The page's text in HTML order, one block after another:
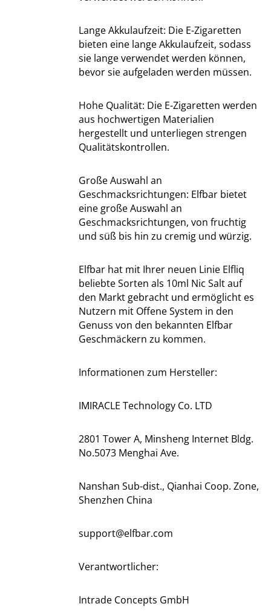
Lange Akkulaufzeit: Die E-Zigaretten
bieten eine lange Akkulaufzeit, sodass
sie lange verwendet werden können,
bevor sie aufgeladen werden müssen.
Hohe Qualität: Die E-Zigaretten werden
aus hochwertigen Materialien
hergestellt und unterliegen strengen
Qualitätskontrollen.
Große Auswahl an
Geschmacksrichtungen: Elfbar bietet
eine große Auswahl an
Geschmacksrichtungen, von fruchtig
und süß bis hin zu cremig und würzig.
Elfbar hat mit Ihrer neuen Linie Elfliq
beliebte Sorten als 10ml Nic Salt auf
den Markt gebracht und ermöglicht es
Nutzern mit Offene System in den
Genuss von den bekannten Elfbar
Geschmäckern zu kommen.
Informationen zum Hersteller:
IMIRACLE Technology Co. LTD
2801 Tower A, Minsheng Internet Bldg.
No.5073 Menghai Ave.
Nanshan Sub-dist., Qianhai Coop. Zone,
Shenzhen China
support@elfbar.com
Verantwortlicher:
Intrade Concepts GmbH